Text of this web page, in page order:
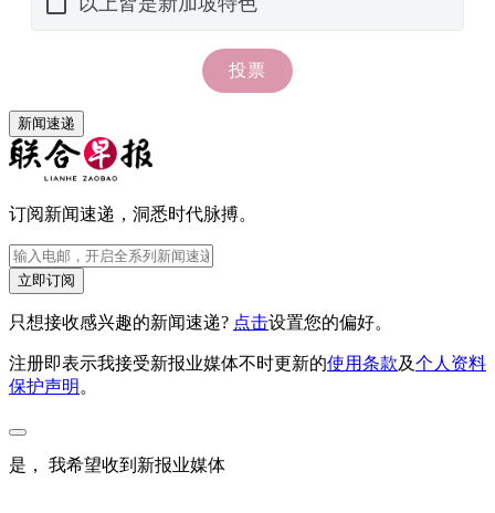
新闻速递
订阅新闻速递，洞悉时代脉搏。
立即订阅
只想接收感兴趣的新闻速递? 点击设置您的偏好。
注册即表示我接受新报业媒体不时更新的使用条款及个人资料
保护声明 。
是， 我希望收到新报业媒体